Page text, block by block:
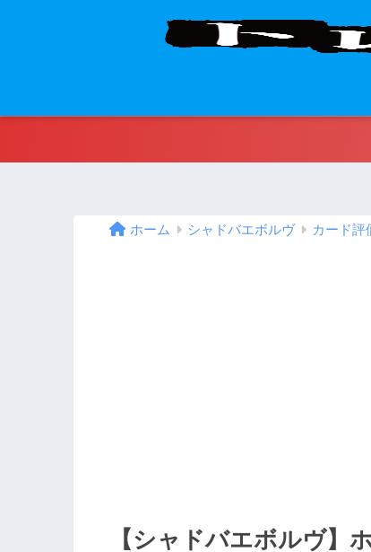
ホーム シャドバエボルヴ カード評
【シャドバエボルヴ】